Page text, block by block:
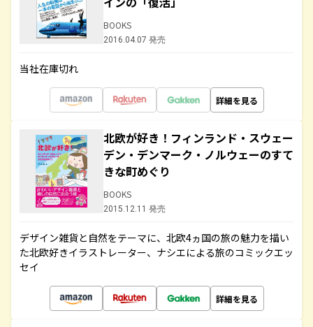
BOOKS
2016.04.07 発売
当社在庫切れ
詳細を見る
北欧が好き！フィンランド・スウェー
デン・デンマーク・ノルウェーのすて
きな町めぐり
BOOKS
2015.12.11 発売
デザイン雑貨と自然をテーマに、北欧4ヵ国の旅の魅力を描い
た北欧好きイラストレーター、ナシエによる旅のコミックエッ
セイ
詳細を見る